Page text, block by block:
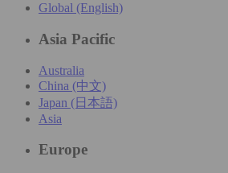
Global (English)
Asia Pacific
Australia
China (中文)
Japan (日本語)
Asia
Europe